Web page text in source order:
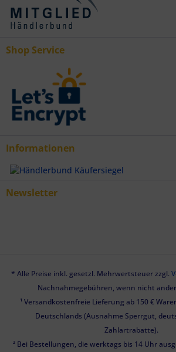
Shop Service
Informationen
Newsletter
* Alle Preise inkl. gesetzl. Mehrwertsteuer zzgl.
Nachnahmegebühren, wenn nicht
¹ Versandkostenfreie Lieferung ab 150 €
Deutschlands (Ausnahme Sperrgut,
Zahlartrabatte).
² Bei Bestellungen, die werktags bis 14 Uhr